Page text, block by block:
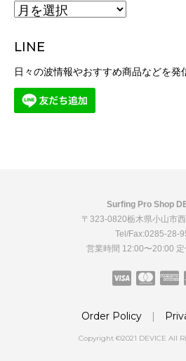
MONTHLY
LINE
日々の波情報やおすすめ商品などを発
Surfing Pro Shop
〒323-0820栃木県小山市
Tel/Fax:0285-28-
営業時間 12:00〜20:00 定
Order Policy |
Copyright ©2021 DEVICE All